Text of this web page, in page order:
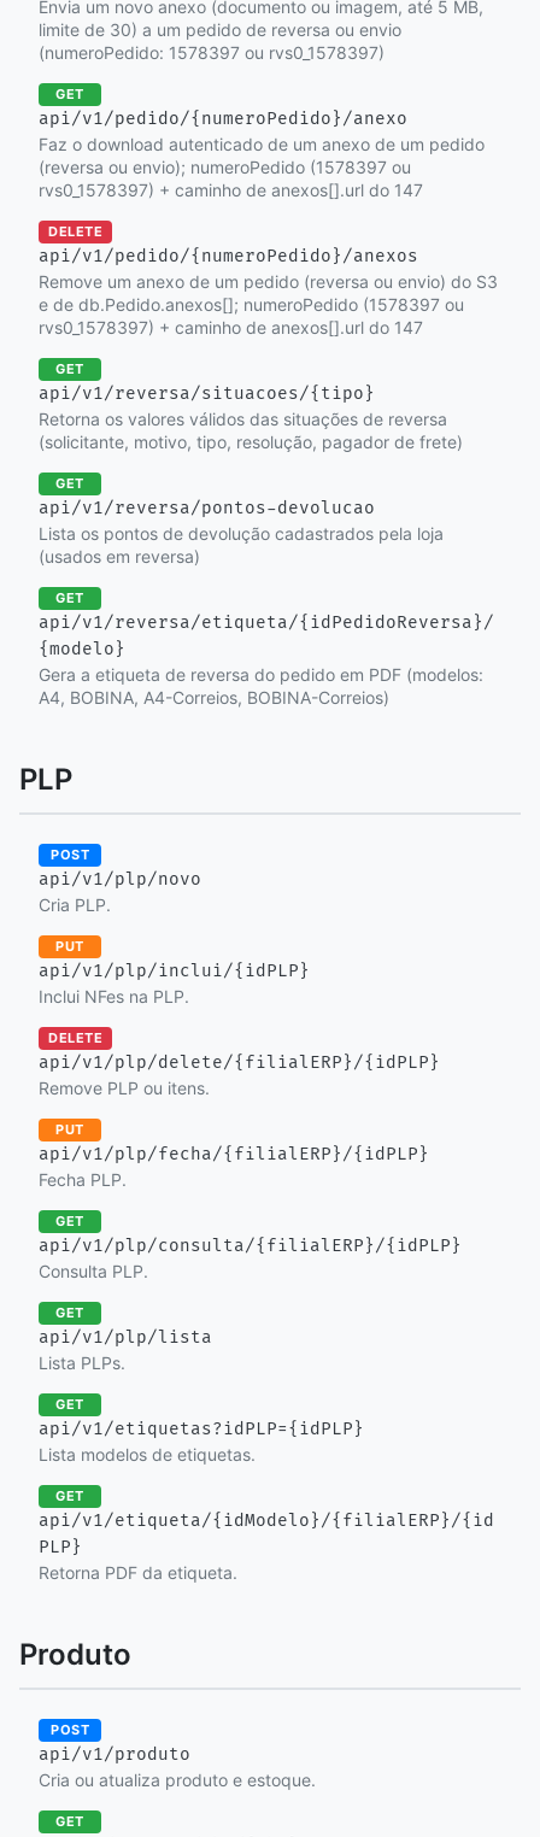
Envia um novo anexo (documento ou imagem, até 5 MB,
limite de 30) a um pedido de reversa ou envio
(numeroPedido: 1578397 ou rvs0_1578397)
GET
api/v1/pedido/{numeroPedido}/anexo
Faz o download autenticado de um anexo de um pedido
(reversa ou envio); numeroPedido (1578397 ou
rvs0_1578397) + caminho de anexos[].url do 147
DELETE
api/v1/pedido/{numeroPedido}/anexos
Remove um anexo de um pedido (reversa ou envio) do S3
e de db.Pedido.anexos[]; numeroPedido (1578397 ou
rvs0_1578397) + caminho de anexos[].url do 147
GET
api/v1/reversa/situacoes/{tipo}
Retorna os valores válidos das situações de reversa
(solicitante, motivo, tipo, resolução, pagador de frete)
GET
api/v1/reversa/pontos-devolucao
Lista os pontos de devolução cadastrados pela loja
(usados em reversa)
GET
api/v1/reversa/etiqueta/{idPedidoReversa}/
{modelo}
Gera a etiqueta de reversa do pedido em PDF (modelos:
A4, BOBINA, A4-Correios, BOBINA-Correios)
PLP
POST
api/v1/plp/novo
Cria PLP.
PUT
api/v1/plp/inclui/{idPLP}
Inclui NFes na PLP.
DELETE
api/v1/plp/delete/{filialERP}/{idPLP}
Remove PLP ou itens.
PUT
api/v1/plp/fecha/{filialERP}/{idPLP}
Fecha PLP.
GET
api/v1/plp/consulta/{filialERP}/{idPLP}
Consulta PLP.
GET
api/v1/plp/lista
Lista PLPs.
GET
api/v1/etiquetas?idPLP={idPLP}
Lista modelos de etiquetas.
GET
api/v1/etiqueta/{idModelo}/{filialERP}/{id
PLP}
Retorna PDF da etiqueta.
Produto
POST
api/v1/produto
Cria ou atualiza produto e estoque.
GET